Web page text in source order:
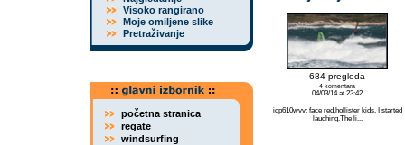
Visoko rangirano
Moje omiljene slike
Pretraživanje
početna stranica
regate
windsurfing
684 pregleda
4 komentara
04/03/14 at 23:42
idp610wvv: face red,hollister kids, I started
laughing.The li...